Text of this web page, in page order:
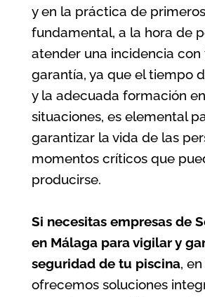
y en la práctica de
fundamental, a la hora de
atender una incidencia con
garantía, ya que el tiempo
y la adecuada formación
situaciones, es elemental
garantizar la vida de las
momentos críticos que
producirse.
Si necesitas empresas de
en Málagapara vigilar y
seguridad de tu piscina,
ofrecemos soluciones